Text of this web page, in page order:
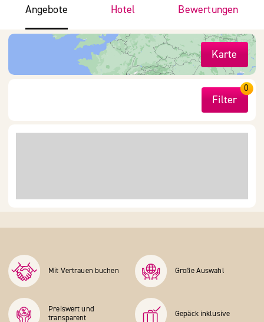
Angebote Hotel Bewertungen
Karte
Filter
0
Mit Vertrauen buchen Große Auswahl
Preiswert und
transparent
Gepäck inklusive